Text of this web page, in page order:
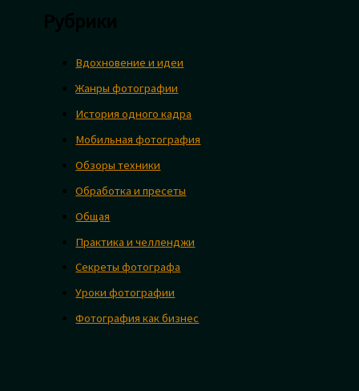
Вдохновение и идеи
Жанры фотографии
История одного кадра
Мобильная фотография
Обзоры техники
Обработка и пресеты
Общая
Практика и челленджи
Секреты фотографа
Уроки фотографии
Фотография как бизнес